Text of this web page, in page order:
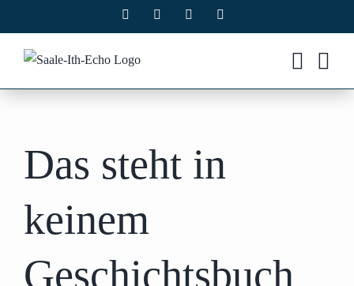
Inhalt
springen
Facebook Instagram
Das steht in
keinem
Geschichtsbuch